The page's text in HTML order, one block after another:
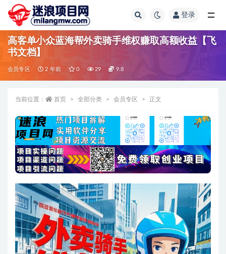
登录
高客单小众蓝海帮外卖骑手维权赚取高额收益【飞
书文档】
会员专区 2 年前 0 29 9.8
当前位置： 首页 全部分类 会员专区 正文
全部